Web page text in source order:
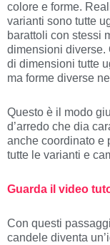
colore e forme.
varianti sono tutte
barattoli con stessi
dimensioni diverse.
di dimensioni tutte
ma forme diverse
Questo è il modo
d’arredo che dia
anche coordinato e
tutte le varianti e
Guarda il video
Con questi
candele diventa